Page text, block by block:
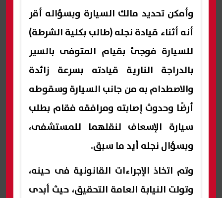
وأمكن تحديد مالك السيارة وبسؤاله أقر
أنه أثناء قيادة نجله (طالب بكلية الشرطة)
للسيارة فوجئ بقيام المتوفى بالسير
بالدراجة النارية قيادته بسرعة زائدة
والاصطدام به من جانب السيارة وسقوطه
أرضًا وحدوث إصابته ومرافقه فقام بطلب
سيارة الإسعاف لنقلهما للمستشفى،
وبسؤال نجله أيد ما سبق.
وتم اتخاذ الإجراءات القانونية فى حينه،
وتولت النيابة العامة التحقيق، حيث أبدى